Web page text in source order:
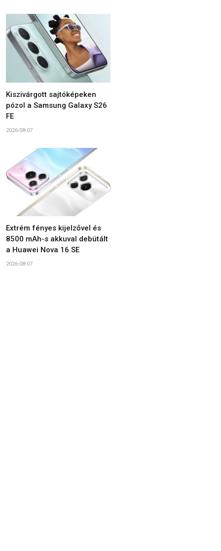
Kiszivárgott sajtóképeken
pózol a Samsung Galaxy S26
FE
2026-08-07
Extrém fényes kijelzővel és
8500 mAh-s akkuval debütált
a Huawei Nova 16 SE
2026-08-07